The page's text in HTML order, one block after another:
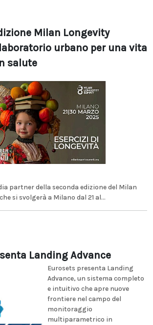
Milan Longevity
urbano per una vita
salute
partner della seconda edizione del Milan
si svolgerà a Milano dal 21 al...
Landing Advance
Eurosets presenta Landing
Advance, un sistema completo
e intuitivo che apre nuove
frontiere nel campo del
monitoraggio
multiparametrico in